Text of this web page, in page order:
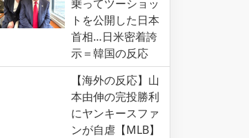
乗ってツーショッ
トを公開した日本
首相…日米密着誇
示＝韓国の反応
【海外の反応】山
本由伸の完投勝利
にヤンキースファ
ンが自虐【MLB】